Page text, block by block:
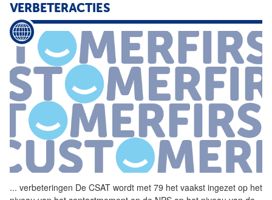
VERBETERACTIES
... verbeteringen De CSAT wordt met 79 het vaakst ingezet op het